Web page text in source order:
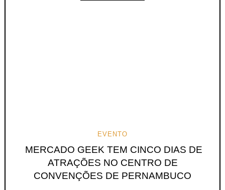
EVENTO
MERCADO GEEK TEM CINCO DIAS DE
ATRAÇÕES NO CENTRO DE
CONVENÇÕES DE PERNAMBUCO